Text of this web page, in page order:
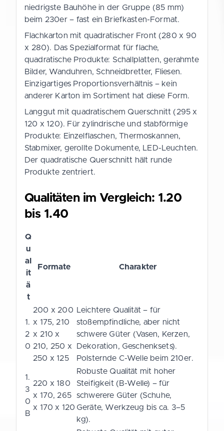
niedrigste Bauhöhe in der Gruppe (85 mm)
beim 230er – fast ein Briefkasten-Format.
Flachkarton mit quadratischer Front (280 x 90
x 280). Das Spezialformat für flache,
quadratische Produkte: Schallplatten, gerahmte
Bilder, Wanduhren, Schneidbretter, Fliesen.
Einzigartiges Proportionsverhältnis – kein
anderer Karton im Sortiment hat diese Form.
Langgut mit quadratischem Querschnitt (295 x
120 x 120). Für zylindrische und stabförmige
Produkte: Einzelflaschen, Thermoskannen,
Stabmixer, gerollte Dokumente, LED-Leuchten.
Der quadratische Querschnitt hält runde
Produkte zentriert.
Qualitäten im Vergleich: 1.20
bis 1.40
Q
u
al
it
ä
t
Formate Charakter
1.
2
0
200 x 200
x 175, 210
x 210 x
210, 250 x
250 x 125
Leichtere Qualität – für
stoßempfindliche, aber nicht
schwere Güter (Vasen, Kerzen,
Dekoration, Geschenksets).
Polsternde C-Welle beim 210er.
1.
3
0
B
220 x 180
x 170, 265
x 170 x 120
Robuste Qualität mit hoher
Steifigkeit (B-Welle) – für
schwerere Güter (Schuhe,
Geräte, Werkzeug bis ca. 3–5
kg).